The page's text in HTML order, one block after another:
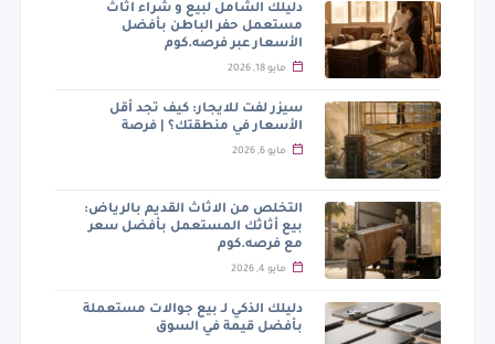
دليلك الشامل لبيع و شراء اثاث
مستعمل حفر الباطن بأفضل
الأسعار عبر فرصه.كوم
مايو 18, 2026
سيزر لفت للايجار: كيف تجد أقل
الأسعار في منطقتك؟ | فرصة
مايو 6, 2026
التخلص من الاثاث القديم بالرياض:
بيع أثاثك المستعمل بأفضل سعر
مع فرصه.كوم
مايو 4, 2026
دليلك الذكي لـ بيع جوالات مستعملة
بأفضل قيمة في السوق